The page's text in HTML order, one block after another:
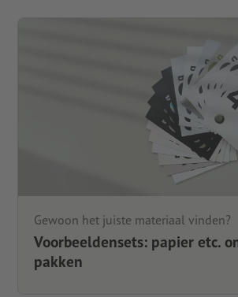
Gewoon het juiste materiaal vinden?
Voorbeeldensets: papier etc.
pakken